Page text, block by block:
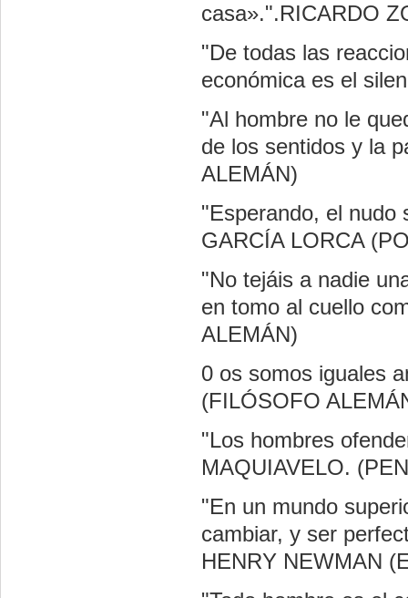
casa».".RICARDO
"De todas las
económica es el
"Al hombre no le
de los sentidos y la
ALEMÁN)
"Esperando, el nudo
GARCÍA LORCA
"No tejáis a nadie
en tomo al cuello
ALEMÁN)
0 os somos iguales
(FILÓSOFO
"Los hombres
MAQUIAVELO.
"En un mundo
cambiar, y ser
HENRY NEWMAN